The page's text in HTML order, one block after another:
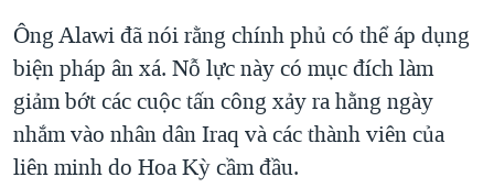
THƯỢNG ĐỈNH TRUMP-KIM TẠI VIỆT NAM
TRỊNH VĨNH BÌNH VS. CHÍNH PHỦ VIỆT NAM
NGƯ DÂN VIỆT VÀ LÀN SÓNG TRỘM HẢI SÂM
BÊN KIA QUỐC LỘ: TIẾNG VỌNG TỪ NÔNG THÔN MỸ
Ông Alawi đã nói rằng chính phủ có thể áp dụng
biện pháp ân xá. Nỗ lực này có mục đích làm
giảm bớt các cuộc tấn công xảy ra hằng ngày
nhắm vào nhân dân Iraq và các thành viên của
liên minh do Hoa Kỳ cầm đầu.